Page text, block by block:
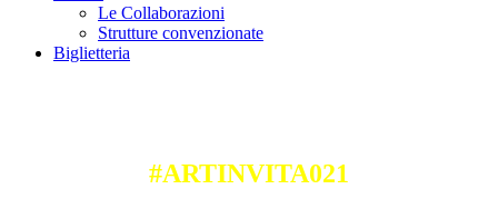
Le Collaborazioni
Strutture convenzionate
Biglietteria
#ARTINVITA021